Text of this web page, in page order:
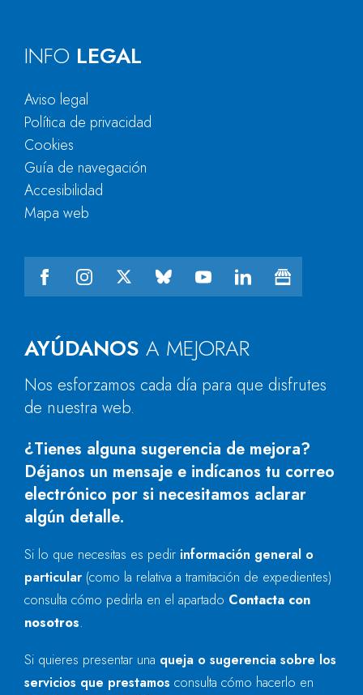
AYÚDANOS A MEJORAR
Nos esforzamos cada día para que disfrutes
de nuestra web.
¿Tienes alguna sugerencia de mejora?
Déjanos un mensaje e indícanos tu correo
electrónico por si necesitamos aclarar
algún detalle.
Si lo que necesitas es pedir información general o
particular (como la relativa a tramitación de expedientes)
consulta cómo pedirla en el apartado Contacta con
nosotros.
Si quieres presentar una queja o sugerencia sobre los
servicios que prestamos consulta cómo hacerlo en
INFO LEGAL
Aviso legal
Política de privacidad
Cookies
Guía de navegación
Accesibilidad
Mapa web